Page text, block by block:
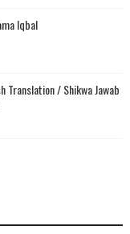
Iqbal
Translation / Shikwa Jawab